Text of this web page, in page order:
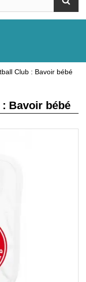
Club : Bavoir bébé
Bavoir bébé